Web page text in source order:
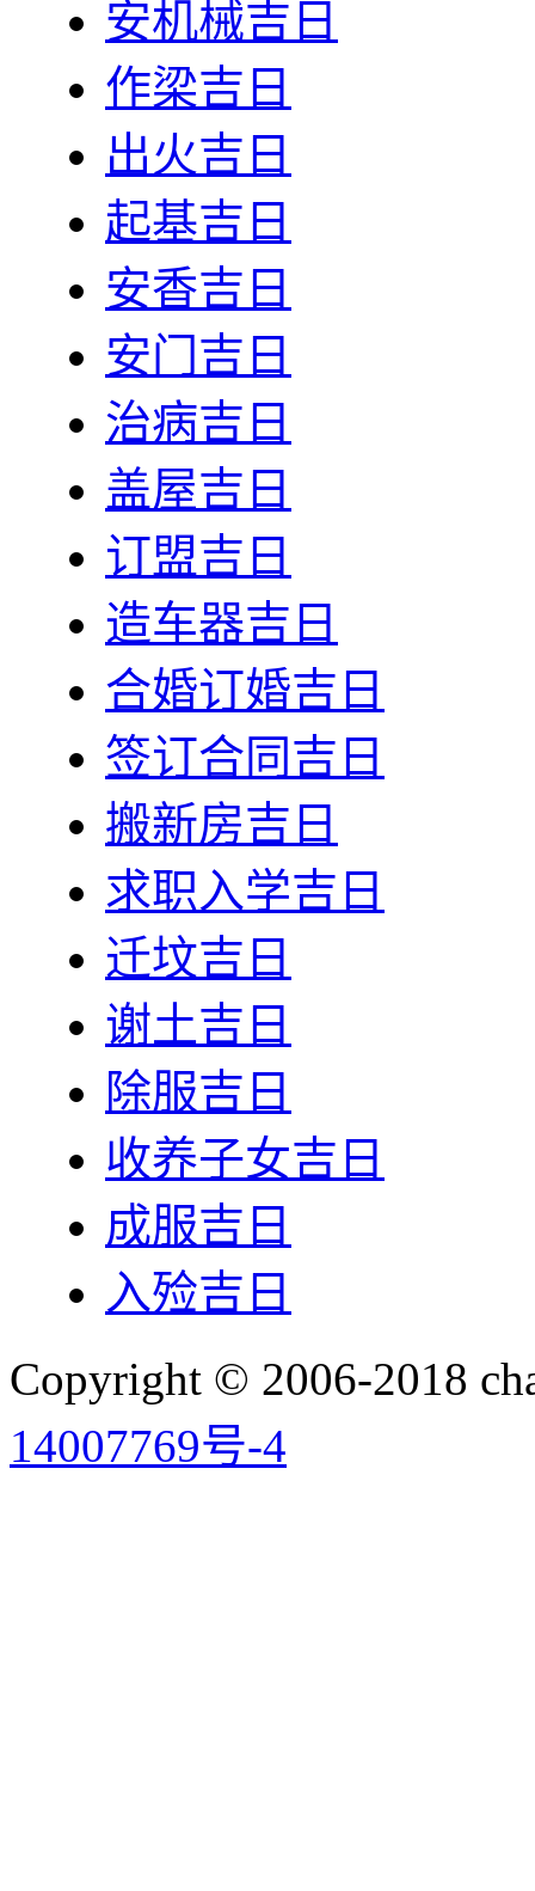
安机械吉日
作梁吉日
出火吉日
起基吉日
安香吉日
安门吉日
治病吉日
盖屋吉日
订盟吉日
造车器吉日
合婚订婚吉日
签订合同吉日
搬新房吉日
求职入学吉日
迁坟吉日
谢土吉日
除服吉日
收养子女吉日
成服吉日
入殓吉日
Copyright © 2006-2018
14007769号-4